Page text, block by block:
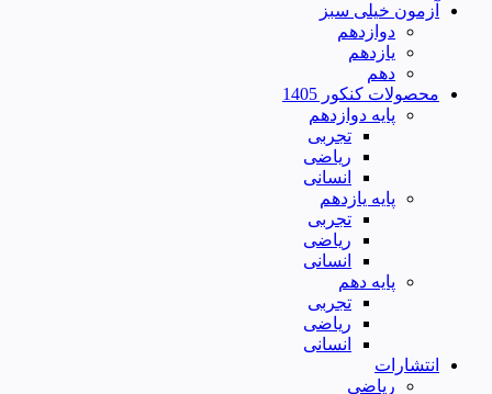
آزمون خیلی سبز
دوازدهم
یازدهم
دهم
محصولات کنکور 1405
پایه دوازدهم
تجربی
ریاضی
انسانی
پایه یازدهم
تجربی
ریاضی
انسانی
پایه دهم
تجربی
ریاضی
انسانی
انتشارات
ریاضی